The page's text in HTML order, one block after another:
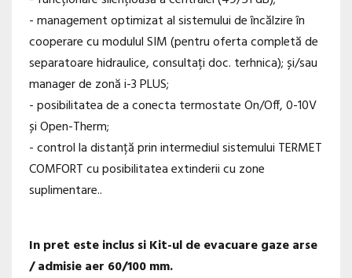
- management optimizat al sistemului de încălzire în
cooperare cu modulul SIM (pentru oferta completă de
separatoare hidraulice, consultați doc. terhnica); și/sau
manager de zonă i-3 PLUS;
- posibilitatea de a conecta termostate On/Off, 0-10V
și Open-Therm;
- control la distanță prin intermediul sistemului TERMET
COMFORT cu posibilitatea extinderii cu zone
suplimentare..
In pret este inclus si Kit-ul de evacuare gaze arse
/ admisie aer 60/100 mm.